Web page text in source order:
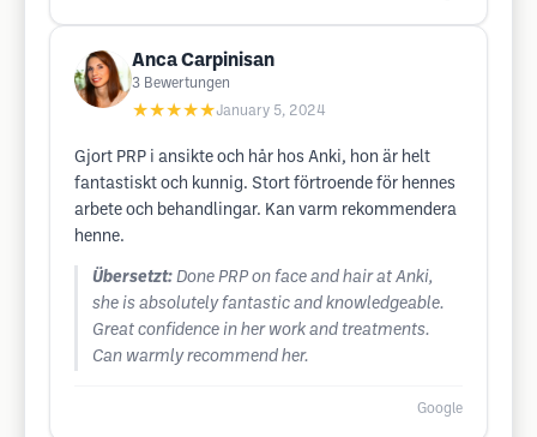
Anca Carpinisan
3 Bewertungen
★★★★★January 5, 2024
Gjort PRP i ansikte och hår hos Anki, hon är helt
fantastiskt och kunnig. Stort förtroende för hennes
arbete och behandlingar. Kan varm rekommendera
henne.
Übersetzt: Done PRP on face and hair at Anki,
she is absolutely fantastic and knowledgeable.
Great confidence in her work and treatments.
Can warmly recommend her.
Google